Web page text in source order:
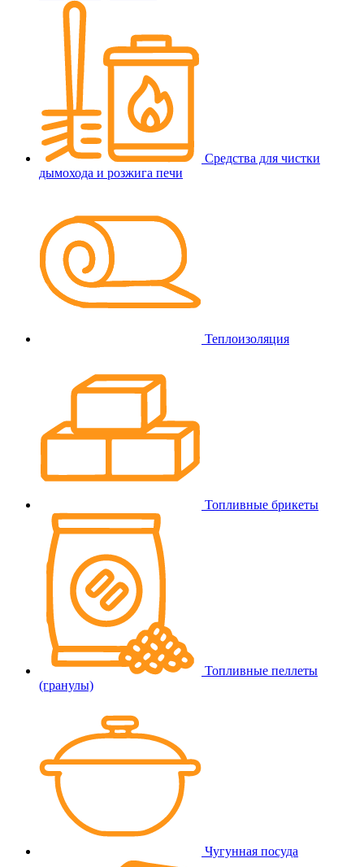
Средства для чистки
дымохода и розжига печи
Теплоизоляция
Топливные брикеты
Топливные пеллеты
(гранулы)
Чугунная посуда